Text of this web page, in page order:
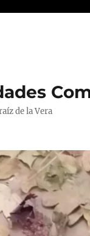
de la Vera